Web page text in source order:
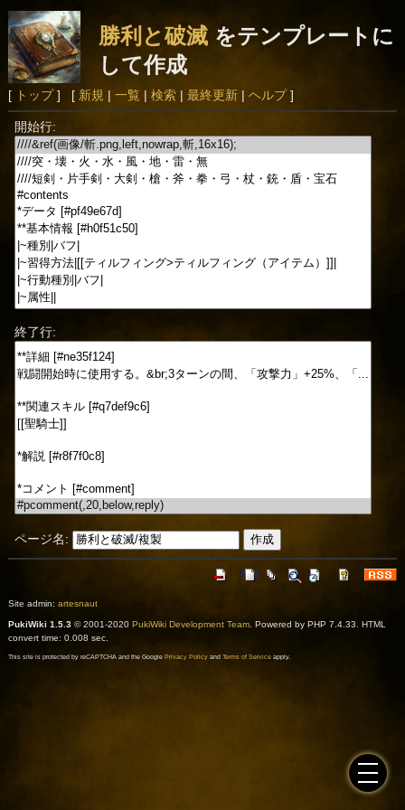
勝利と破滅をテンプレートに
して作成
[ トップ] [ 新規 | 一覧 | 検索| 最終更新| ヘルプ]
開始行:
終了行:
ページ名:
Site admin: artesnaut
PukiWiki 1.5.3© 2001-2020 PukiWiki Development Team. Powered by PHP 7.4.33. HTML
convert time: 0.008 sec.
This site is protected by reCAPTCHA and the Google Privacy Policyand Terms of Serviceapply.